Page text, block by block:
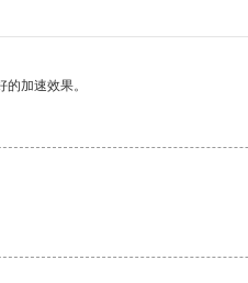
加速效果。